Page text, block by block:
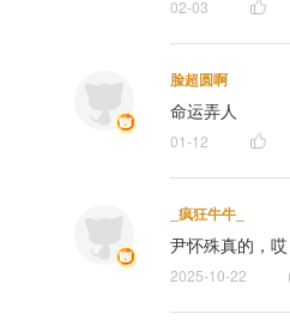
02-03
脸超圆啊
命运弄人
01-12
_疯狂牛牛_
尹怀殊真的，哎
2025-10-22